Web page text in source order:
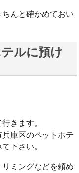
んと確かめておい
ルに預け
きます。
庫区のペットホテ
下さい。
ミングなどを頼め